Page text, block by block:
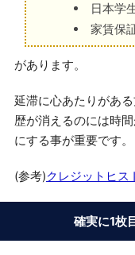
日本学
家賃保
があります。
延滞に心あたりがあ
歴が消えるのには時
にする事が重要です。
(参考)クレジットヒス
確実に1枚